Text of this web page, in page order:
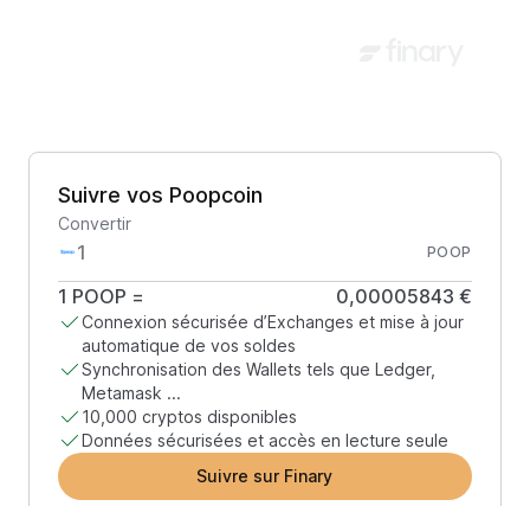
Suivre vos Poopcoin
Convertir
POOP
1 POOP = 0,00005843 €
Connexion sécurisée d’Exchanges et mise à jour
automatique de vos soldes
Synchronisation des Wallets tels que Ledger,
Metamask ...
10,000 cryptos disponibles
Données sécurisées et accès en lecture seule
Suivre sur Finary